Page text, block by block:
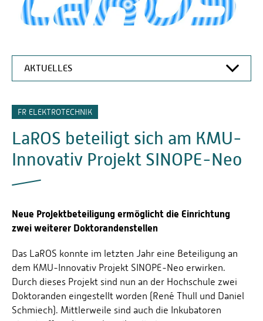
AKTUELLES
ABOUT US
AUSSTATTUNG
TEAM
VERÖFFENTLICHUNGEN
FR ELEKTROTECHNIK
LaROS beteiligt sich am KMU-
Innovativ Projekt SINOPE-Neo
Neue Projektbeteiligung ermöglicht die Einrichtung
zwei weiterer Doktorandenstellen
Das LaROS konnte im letzten Jahr eine Beteiligung an
dem KMU-Innovativ Projekt SINOPE-Neo erwirken.
Durch dieses Projekt sind nun an der Hochschule zwei
Doktoranden eingestellt worden (René Thull und Daniel
Schmiech). Mittlerweile sind auch die Inkubatoren